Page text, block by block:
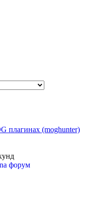
плагинах (moghunter)
форум